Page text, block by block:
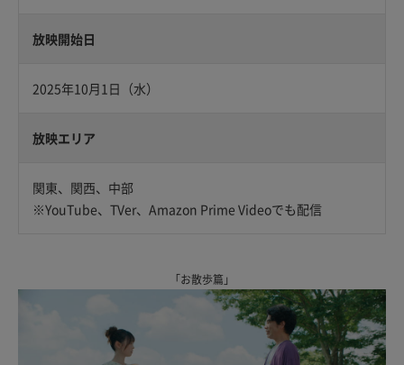
放映開始日
2025年10月1日（水）
放映エリア
関東、関西、中部
※YouTube、TVer、Amazon Prime Videoでも配信
「お散歩篇」